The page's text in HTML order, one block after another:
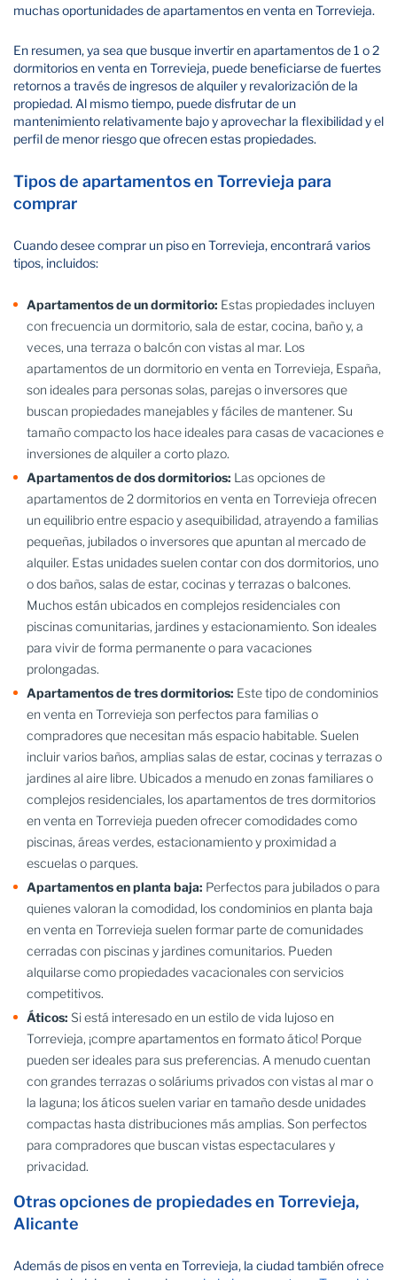
muchas oportunidades de apartamentos en venta en Torrevieja.
En resumen, ya sea que busque invertir en apartamentos de 1 o 2
dormitorios en venta en Torrevieja, puede beneficiarse de fuertes
retornos a través de ingresos de alquiler y revalorización de la
propiedad. Al mismo tiempo, puede disfrutar de un
mantenimiento relativamente bajo y aprovechar la flexibilidad y el
perfil de menor riesgo que ofrecen estas propiedades.
Tipos de apartamentos en Torrevieja para
comprar
Cuando desee comprar un piso en Torrevieja, encontrará varios
tipos, incluidos:
Apartamentos de un dormitorio: Estas propiedades incluyen
con frecuencia un dormitorio, sala de estar, cocina, baño y, a
veces, una terraza o balcón con vistas al mar. Los
apartamentos de un dormitorio en venta en Torrevieja, España,
son ideales para personas solas, parejas o inversores que
buscan propiedades manejables y fáciles de mantener. Su
tamaño compacto los hace ideales para casas de vacaciones e
inversiones de alquiler a corto plazo.
Apartamentos de dos dormitorios: Las opciones de
apartamentos de 2 dormitorios en venta en Torrevieja ofrecen
un equilibrio entre espacio y asequibilidad, atrayendo a familias
pequeñas, jubilados o inversores que apuntan al mercado de
alquiler. Estas unidades suelen contar con dos dormitorios, uno
o dos baños, salas de estar, cocinas y terrazas o balcones.
Muchos están ubicados en complejos residenciales con
piscinas comunitarias, jardines y estacionamiento. Son ideales
para vivir de forma permanente o para vacaciones
prolongadas.
Apartamentos de tres dormitorios: Este tipo de condominios
en venta en Torrevieja son perfectos para familias o
compradores que necesitan más espacio habitable. Suelen
incluir varios baños, amplias salas de estar, cocinas y terrazas o
jardines al aire libre. Ubicados a menudo en zonas familiares o
complejos residenciales, los apartamentos de tres dormitorios
en venta en Torrevieja pueden ofrecer comodidades como
piscinas, áreas verdes, estacionamiento y proximidad a
escuelas o parques.
Apartamentos en planta baja: Perfectos para jubilados o para
quienes valoran la comodidad, los condominios en planta baja
en venta en Torrevieja suelen formar parte de comunidades
cerradas con piscinas y jardines comunitarios. Pueden
alquilarse como propiedades vacacionales con servicios
competitivos.
Áticos: Si está interesado en un estilo de vida lujoso en
Torrevieja, ¡compre apartamentos en formato ático! Porque
pueden ser ideales para sus preferencias. A menudo cuentan
con grandes terrazas o soláriums privados con vistas al mar o
la laguna; los áticos suelen variar en tamaño desde unidades
compactas hasta distribuciones más amplias. Son perfectos
para compradores que buscan vistas espectaculares y
privacidad.
Otras opciones de propiedades en Torrevieja,
Alicante
Además de pisos en venta en Torrevieja, la ciudad también ofrece